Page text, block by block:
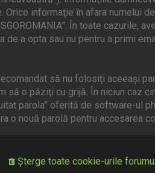
informaţie în afara numelui
În toate cazurile,
a opta sau nu pentru a primi
să nu folosiţi aceeaşi
o păziţi cu grijă. În niciun caz
parola” oferită de software-ul
o nouă parolă pentru accesarea
Şterge toate cookie-urile